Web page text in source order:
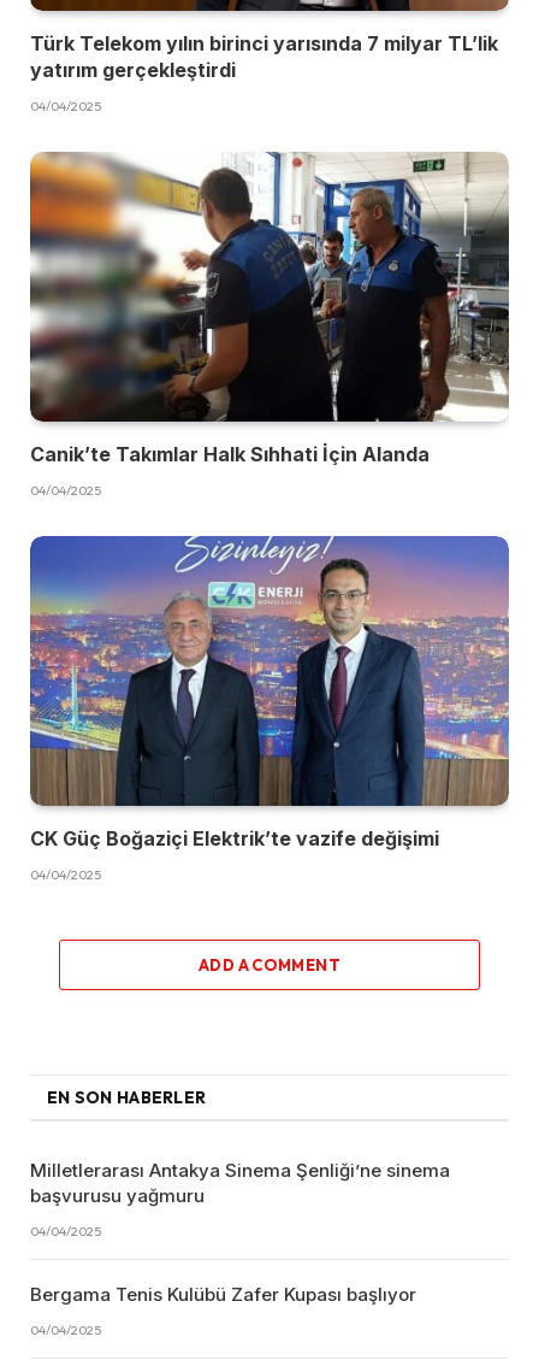
Türk Telekom yılın birinci yarısında 7 milyar TL’lik
yatırım gerçekleştirdi
04/04/2025
Canik’te Takımlar Halk Sıhhati İçin Alanda
04/04/2025
CK Güç Boğaziçi Elektrik’te vazife değişimi
04/04/2025
ADD A COMMENT
EN SON HABERLER
Milletlerarası Antakya Sinema Şenliği’ne sinema
başvurusu yağmuru
04/04/2025
Bergama Tenis Kulübü Zafer Kupası başlıyor
04/04/2025